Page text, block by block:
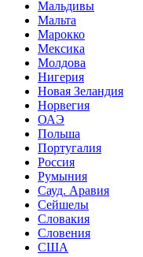
Мальдивы
Мальта
Марокко
Мексика
Молдова
Нигерия
Новая Зеландия
Норвегия
ОАЭ
Польша
Португалия
Россия
Румыния
Сауд. Аравия
Сейшелы
Словакия
Словения
США